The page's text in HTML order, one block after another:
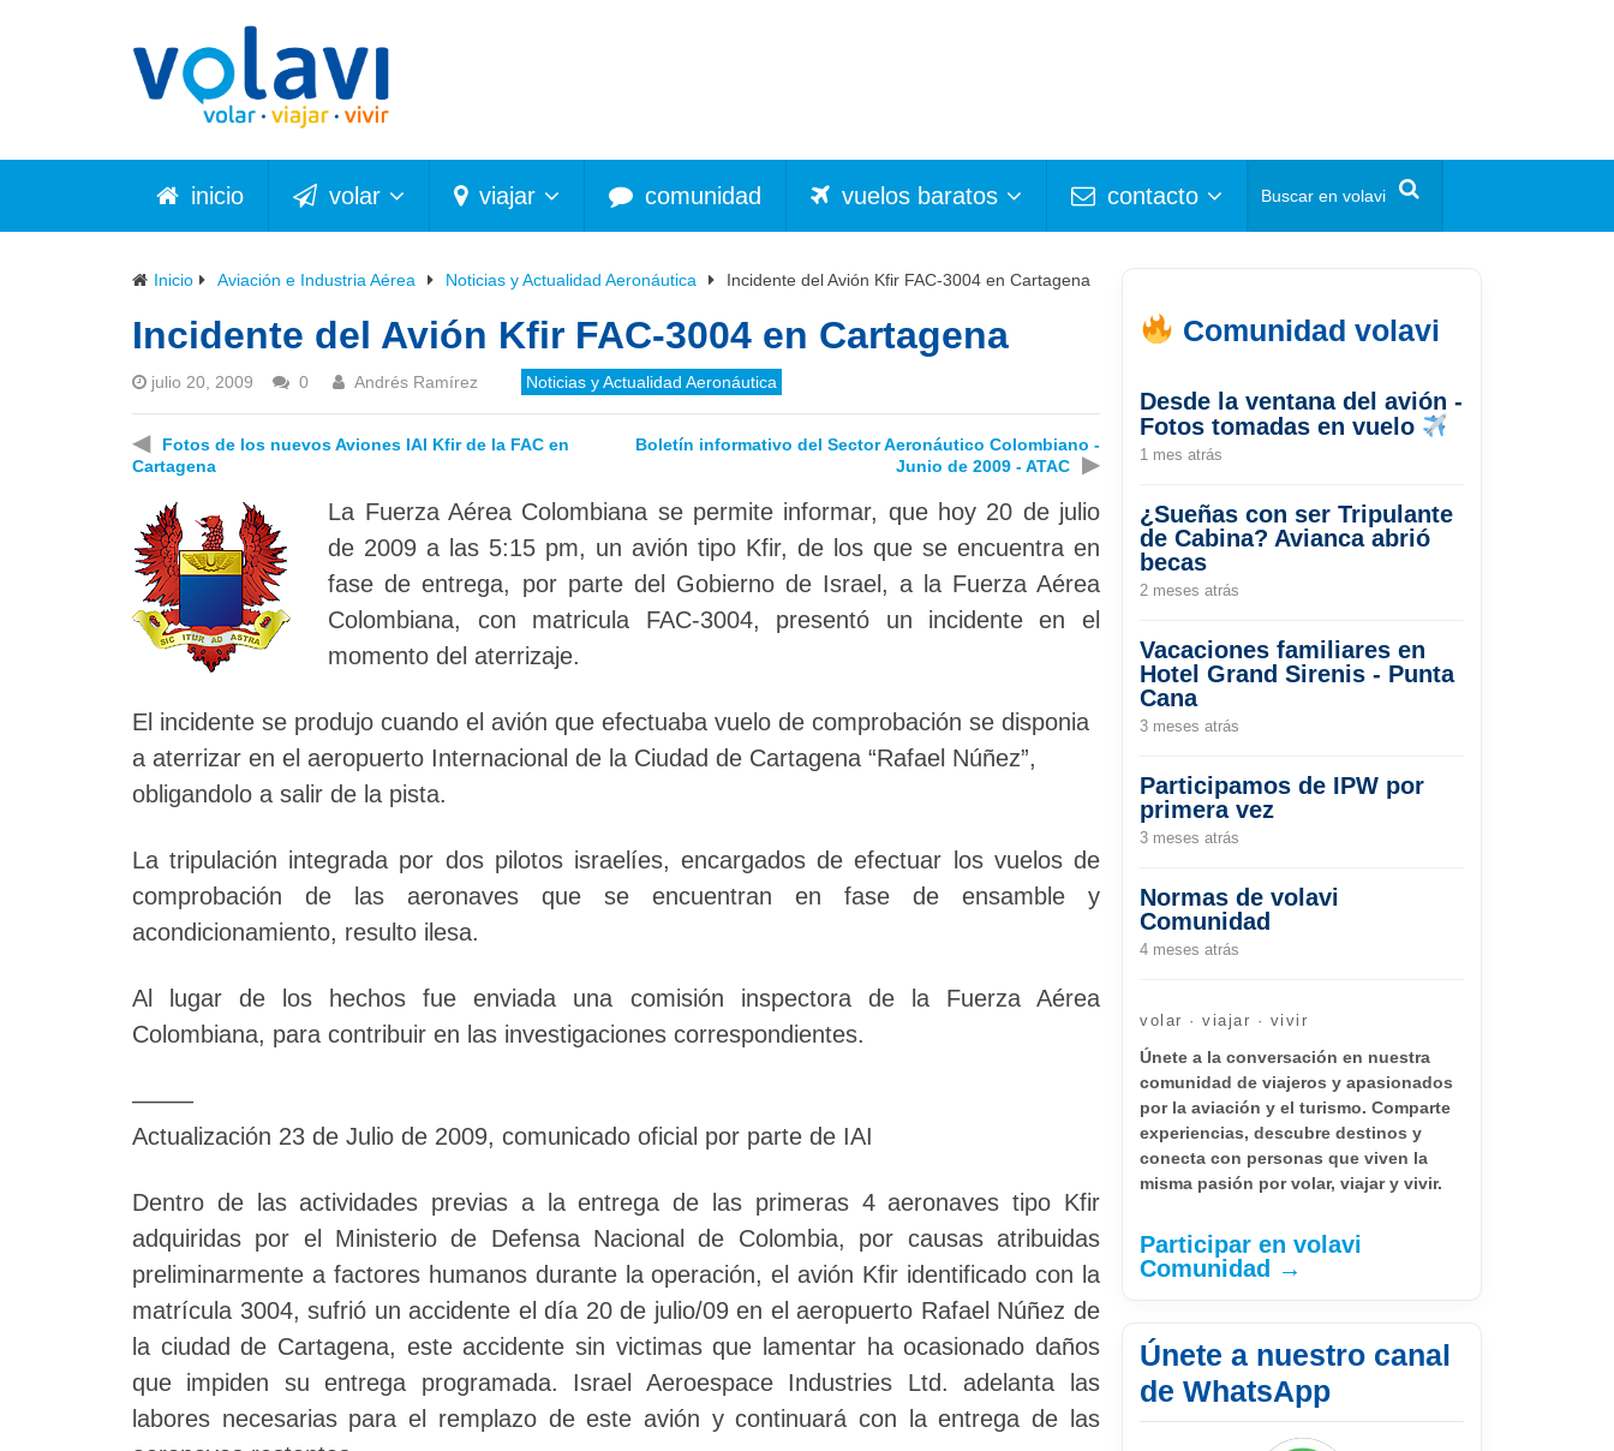
inicio volar viajar comunidad vuelos baratos contacto
Inicio Aviación e Industria Aérea Noticias y Actualidad Aeronáutica Incidente del Avión Kfir FAC-3004 en Cartagena
Incidente del Avión Kfir FAC-3004 en Cartagena
julio 20, 2009 0 Andrés Ramírez Noticias y Actualidad Aeronáutica
◀
Fotos de los nuevos Aviones IAI Kfir de la FAC en
Cartagena
Boletín informativo del Sector Aeronáutico Colombiano -
Junio de 2009 - ATAC
▶
La Fuerza Aérea Colombiana se permite informar, que hoy 20 de julio
de 2009 a las 5:15 pm, un avión tipo Kfir, de los que se encuentra en
fase de entrega, por parte del Gobierno de Israel, a la Fuerza Aérea
Colombiana, con matricula FAC-3004, presentó un incidente en el
momento del aterrizaje.
El incidente se produjo cuando el avión que efectuaba vuelo de comprobación se disponia
a aterrizar en el aeropuerto Internacional de la Ciudad de Cartagena “Rafael Núñez”,
obligandolo a salir de la pista.
La tripulación integrada por dos pilotos israelíes, encargados de efectuar los vuelos de
comprobación de las aeronaves que se encuentran en fase de ensamble y
acondicionamiento, resulto ilesa.
Al lugar de los hechos fue enviada una comisión inspectora de la Fuerza Aérea
Colombiana, para contribuir en las investigaciones correspondientes.
——–
Actualización 23 de Julio de 2009, comunicado oficial por parte de IAI
Dentro de las actividades previas a la entrega de las primeras 4 aeronaves tipo Kfir
adquiridas por el Ministerio de Defensa Nacional de Colombia, por causas atribuidas
preliminarmente a factores humanos durante la operación, el avión Kfir identificado con la
matrícula 3004, sufrió un accidente el día 20 de julio/09 en el aeropuerto Rafael Núñez de
la ciudad de Cartagena, este accidente sin victimas que lamentar ha ocasionado daños
que impiden su entrega programada. Israel Aeroespace Industries Ltd. adelanta las
labores necesarias para el remplazo de este avión y continuará con la entrega de las
Comunidad volavi
Desde la ventana del avión -
Fotos tomadas en vuelo
1 mes atrás
¿Sueñas con ser Tripulante
de Cabina? Avianca abrió
becas
2 meses atrás
Vacaciones familiares en
Hotel Grand Sirenis - Punta
Cana
3 meses atrás
Participamos de IPW por
primera vez
3 meses atrás
Normas de volavi
Comunidad
4 meses atrás
volar · viajar · vivir
Únete a la conversación en nuestra
comunidad de viajeros y apasionados
por la aviación y el turismo. Comparte
experiencias, descubre destinos y
conecta con personas que viven la
misma pasión por volar, viajar y vivir.
Participar en volavi
Comunidad →
Únete a nuestro canal
de WhatsApp